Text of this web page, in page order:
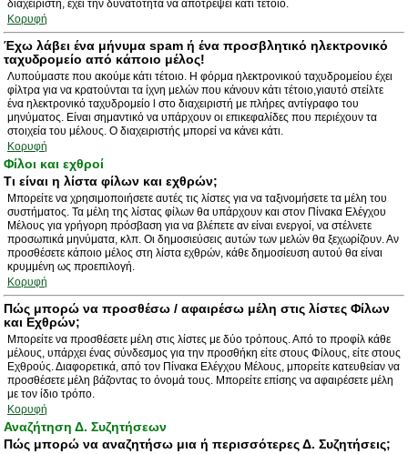
διαχειριστή, έχει την δυνατότητα να αποτρέψει κάτι τέτοιο.
Κορυφή
Έχω λάβει ένα μήνυμα spam ή ένα προσβλητικό ηλεκτρονικό
ταχυδρομείο από κάποιο μέλος!
Λυπούμαστε που ακούμε κάτι τέτοιο. Η φόρμα ηλεκτρονικού ταχυδρομείου έχει
φίλτρα για να κρατούνται τα ίχνη μελών που κάνουν κάτι τέτοιο,γιαυτό στείλτε
ένα ηλεκτρονικό ταχυδρομείο l στο διαχειριστή με πλήρες αντίγραφο του
μηνύματος. Είναι σημαντικό να υπάρχουν οι επικεφαλίδες που περιέχουν τα
στοιχεία του μέλους. Ο διαχειριστής μπορεί να κάνει κάτι.
Κορυφή
Φίλοι και εχθροί
Τι είναι η λίστα φίλων και εχθρών;
Μπορείτε να χρησιμοποιήσετε αυτές τις λίστες για να ταξινομήσετε τα μέλη του
συστήματος. Τα μέλη της λίστας φίλων θα υπάρχουν και στον Πίνακα Ελέγχου
Μέλους για γρήγορη πρόσβαση για να βλέπετε αν είναι ενεργοί, να στέλνετε
προσωπικά μηνύματα, κλπ. Οι δημοσιεύσεις αυτών των μελών θα ξεχωρίζουν. Αν
προσθέσετε κάποιο μέλος στη λίστα εχθρών, κάθε δημοσίευση αυτού θα είναι
κρυμμένη ως προεπιλογή.
Κορυφή
Πώς μπορώ να προσθέσω / αφαιρέσω μέλη στις λίστες Φίλων
και Εχθρών;
Μπορείτε να προσθέσετε μέλη στις λίστες με δύο τρόπους. Από το προφίλ κάθε
μέλους, υπάρχει ένας σύνδεσμος για την προσθήκη είτε στους Φίλους, είτε στους
Εχθρούς. Διαφορετικά, από τον Πίνακα Ελέγχου Μέλους, μπορείτε κατευθείαν να
προσθέσετε μέλη βάζοντας το όνομά τους. Μπορείτε επίσης να αφαιρέσετε μέλη
με τον ίδιο τρόπο.
Κορυφή
Αναζήτηση Δ. Συζητήσεων
Πώς μπορώ να αναζητήσω μια ή περισσότερες Δ. Συζητήσεις;